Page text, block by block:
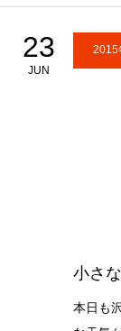
23
JUN
2015
小さ
本日も